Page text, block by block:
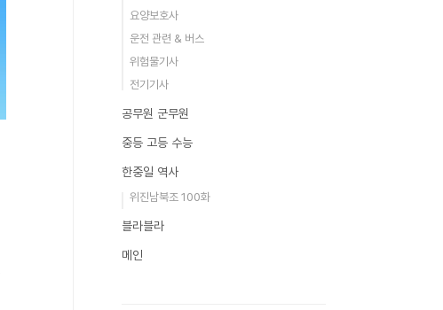
요양보호사
운전 관련 & 버스
위험물기사
전기기사
공무원 군무원
중등 고등 수능
한중일 역사
위진남북조 100화
블라블라
메인